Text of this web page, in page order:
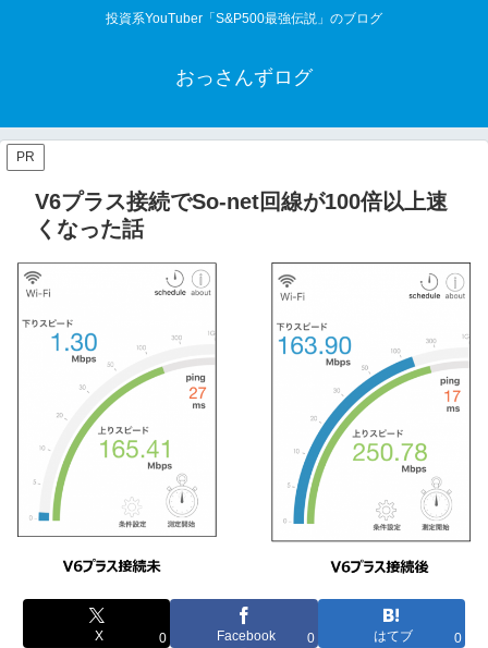
投資系YouTuber「S&P500最強伝説」のブログ
おっさんずログ
PR
V6プラス接続でSo-net回線が100倍以上速
くなった話
X 0 Facebook 0 はてブ 0